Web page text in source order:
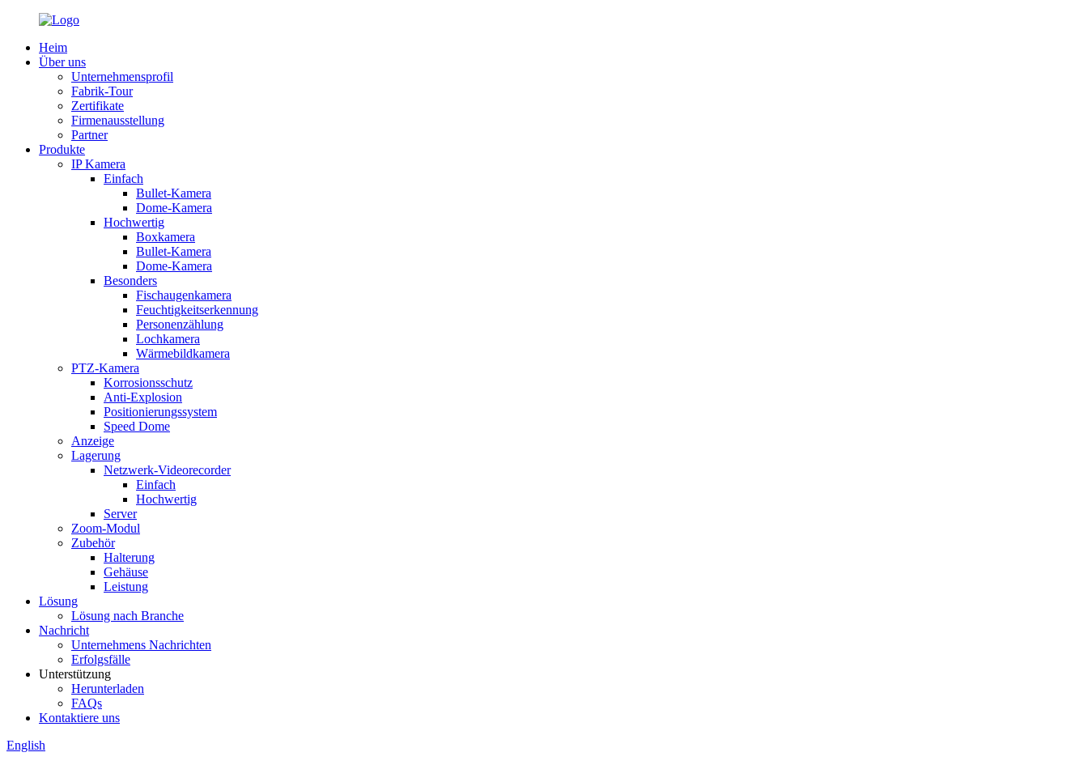
Heim
Über uns
Unternehmensprofil
Fabrik-Tour
Zertifikate
Firmenausstellung
Partner
Produkte
IP Kamera
Einfach
Bullet-Kamera
Dome-Kamera
Hochwertig
Boxkamera
Bullet-Kamera
Dome-Kamera
Besonders
Fischaugenkamera
Feuchtigkeitserkennung
Personenzählung
Lochkamera
Wärmebildkamera
PTZ-Kamera
Korrosionsschutz
Anti-Explosion
Positionierungssystem
Speed ​​Dome
Anzeige
Lagerung
Netzwerk-Videorecorder
Einfach
Hochwertig
Server
Zoom-Modul
Zubehör
Halterung
Gehäuse
Leistung
Lösung
Lösung nach Branche
Nachricht
Unternehmens Nachrichten
Erfolgsfälle
Unterstützung
Herunterladen
FAQs
Kontaktiere uns
English